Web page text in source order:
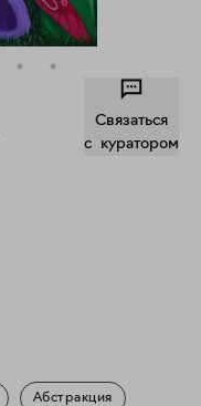
Связаться
c куратором
Абстракция